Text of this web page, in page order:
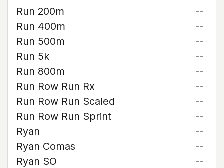
Run 200m
--
Run 400m
--
Run 500m
--
Run 5k
--
Run 800m
--
Run Row Run Rx
--
Run Row Run Scaled
--
Run Row Run Sprint
--
Ryan
--
Ryan Comas
--
Ryan SO
--